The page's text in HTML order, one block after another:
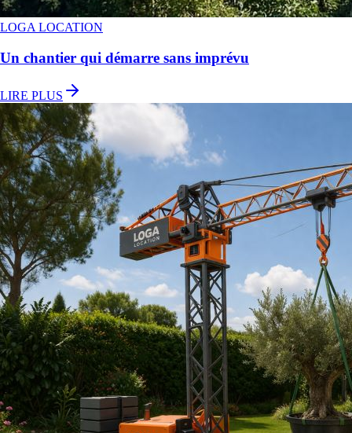
LOGA LOCATION
Un chantier qui démarre sans imprévu
LIRE PLUS